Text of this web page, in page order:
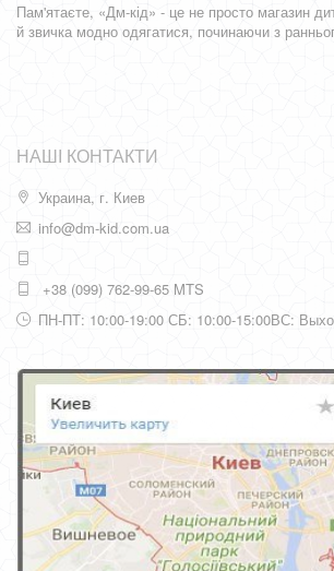
Пам'ятаєте, «Дм-кід» - це не просто магазин
й звичка модно одягатися, починаючи з
НАШІ КОНТАКТИ
Украина, г. Киев
info@dm-kid.com.ua
+38 (099) 762-99-65 MTS
ПН-ПТ: 10:00-19:00 СБ: 10:00-15:00ВС: